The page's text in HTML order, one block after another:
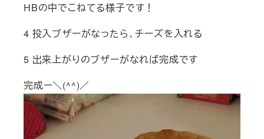
HBの中でこねてる様子です！
4 投入ブザーがなったら、チーズを入れる
5 出来上がりのブザーがなれば完成です
完成ー＼(^^)／